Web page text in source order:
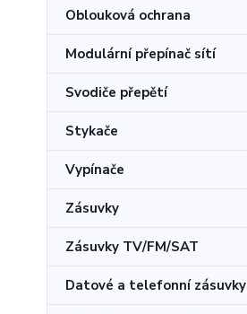
Oblouková ochrana
Modulární přepínač sítí
Svodiče přepětí
Stykače
Vypínače
Zásuvky
Zásuvky TV/FM/SAT
Datové a telefonní zásuvky